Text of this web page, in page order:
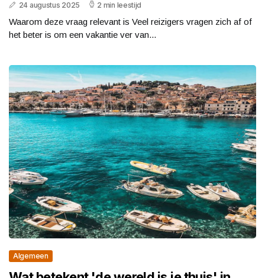
24 augustus 2025 2 min leestijd
Waarom deze vraag relevant is Veel reizigers vragen zich af of
het beter is om een vakantie ver van...
Algemeen